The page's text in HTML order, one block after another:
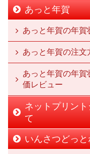
あっと年賀
あっと年賀の年賀
あっと年賀の注文
あっと年賀の年
価レビュー
ネットプリン
て
いんさつどっ